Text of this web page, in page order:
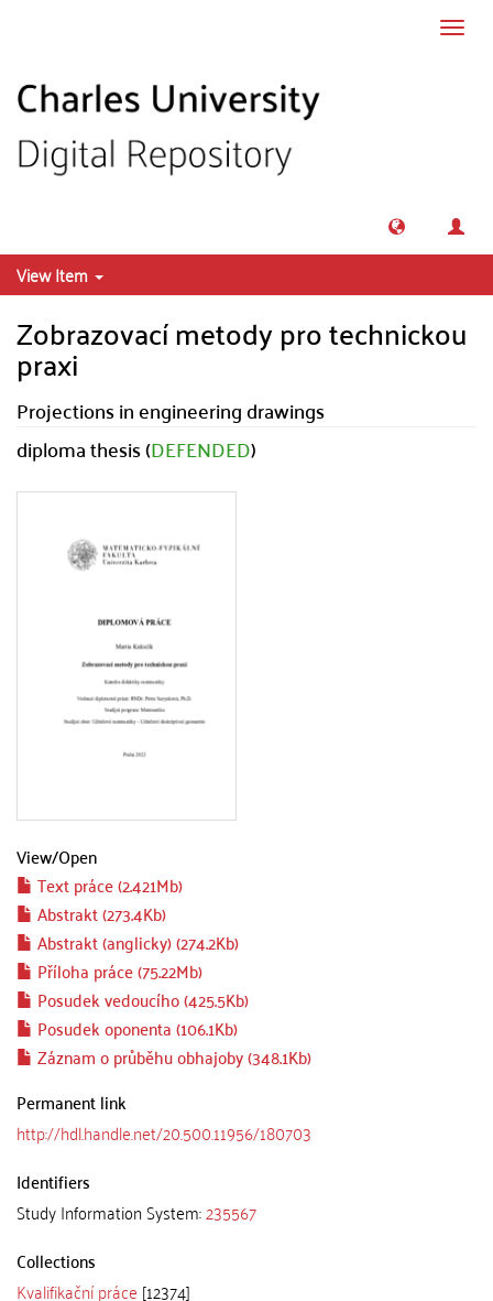
View Item
Zobrazovací metody pro technickou
praxi
Projections in engineering drawings
diploma thesis (DEFENDED)
View/Open
Text práce (2.421Mb)
Abstrakt (273.4Kb)
Abstrakt (anglicky) (274.2Kb)
Příloha práce (75.22Mb)
Posudek vedoucího (425.5Kb)
Posudek oponenta (106.1Kb)
Záznam o průběhu obhajoby (348.1Kb)
Permanent link
http://hdl.handle.net/20.500.11956/180703
Identifiers
Study Information System:235567
Collections
Kvalifikační práce [12374]